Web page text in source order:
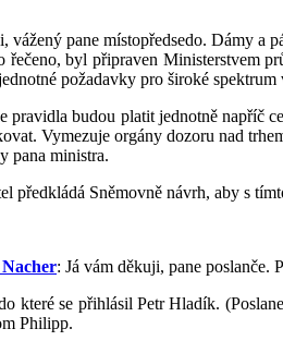
vážený pane místopředsedo. Dámy a
řečeno, byl připraven Ministerstvem
požadavky pro široké
pravidla budou platit jednotně napříč
Vymezuje orgány dozoru nad
pana ministra.
předkládá Sněmovně návrh, aby s
: Já vám děkuji, pane poslanče.
které se přihlásil Petr Hladík.
Philipp.